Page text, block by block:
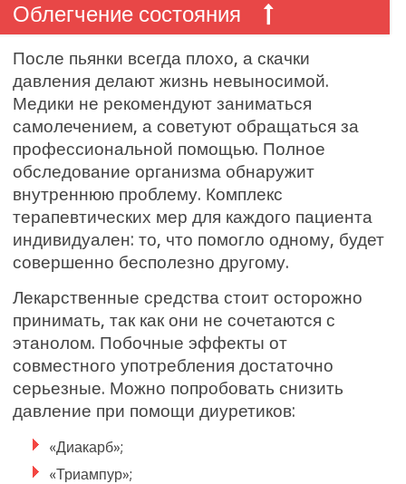
Облегчение состояния
После пьянки всегда плохо, а скачки
давления делают жизнь невыносимой.
Медики не рекомендуют заниматься
самолечением, а советуют обращаться за
профессиональной помощью. Полное
обследование организма обнаружит
внутреннюю проблему. Комплекс
терапевтических мер для каждого пациента
индивидуален: то, что помогло одному, будет
совершенно бесполезно другому.
Лекарственные средства стоит осторожно
принимать, так как они не сочетаются с
этанолом. Побочные эффекты от
совместного употребления достаточно
серьезные. Можно попробовать снизить
давление при помощи диуретиков:
«Диакарб»;
«Триампур»;